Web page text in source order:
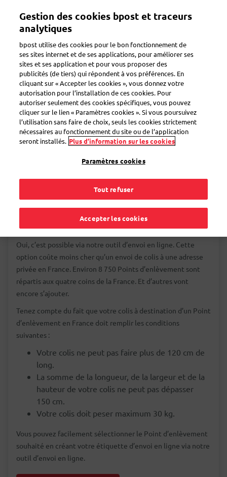
contenu
Toggle navigation
Options d'envoi
Puis-je envoyer mon
colis à un Point
d’enlèvement en
France via bpost ?
Oui, c’est possible via notre outil d’envoi en ligne. Cette
option coûte moins cher qu’un envoi de colis à une adresse
privée en France. Environ 8 750 Points d’enlèvement sont
répartis aux quatre coins de la France. Et d’autres vont
encore s’ajouter.
Tenez compte du fait que votre colis à destination d’un Point
d’enlèvement en France doit remplir les conditions
suivantes :
Votre colis ne peut pas faire plus de 120 cm de
long.
La somme de la longueur, de la largeur et de la
hauteur de votre colis ne peut pas dépasser
150 cm.
Votre colis doit peser maximum 30 kg.
Vous pouvez facilement sélectionner le Point d’enlèvement
souhaité en créant votre étiquette d’envoi en ligne via notre
outil d’envoi en ligne.
Gestion des cookies bpost et traceurs
analytiques
bpost utilise des cookies pour le bon fonctionnement de
ses sites internet et de ses applications, pour améliorer ses
sites et ses application et pour vous proposer des
publicités (de tiers) qui répondent à vos préférences. En
cliquant sur « Accepter les cookies », vous donnez votre
autorisation pour l’installation de ces cookies. Pour
autoriser seulement des cookies spécifiques, vous pouvez
cliquer sur le lien « Paramètres cookies ». Si vous poursuivez
l’utilisation sans faire de choix, seuls les cookies strictement
nécessaires au fonctionnement du site ou de l’application
seront installés. Plus d’information sur les cookies
Paramètres cookies
Tout refuser
Accepter les cookies